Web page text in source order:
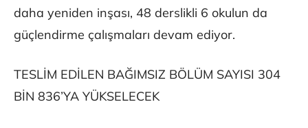
daha yeniden inşası, 48 derslikli 6 okulun da
güçlendirme çalışmaları devam ediyor.
TESLİM EDİLEN BAĞIMSIZ BÖLÜM SAYISI 304
BİN 836’YA YÜKSELECEK